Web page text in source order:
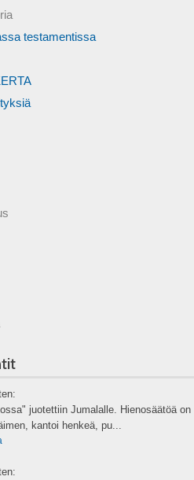
testamentissa
juotettiin Jumalalle. Hienosäätöä on
kantoi henkeä, pu...